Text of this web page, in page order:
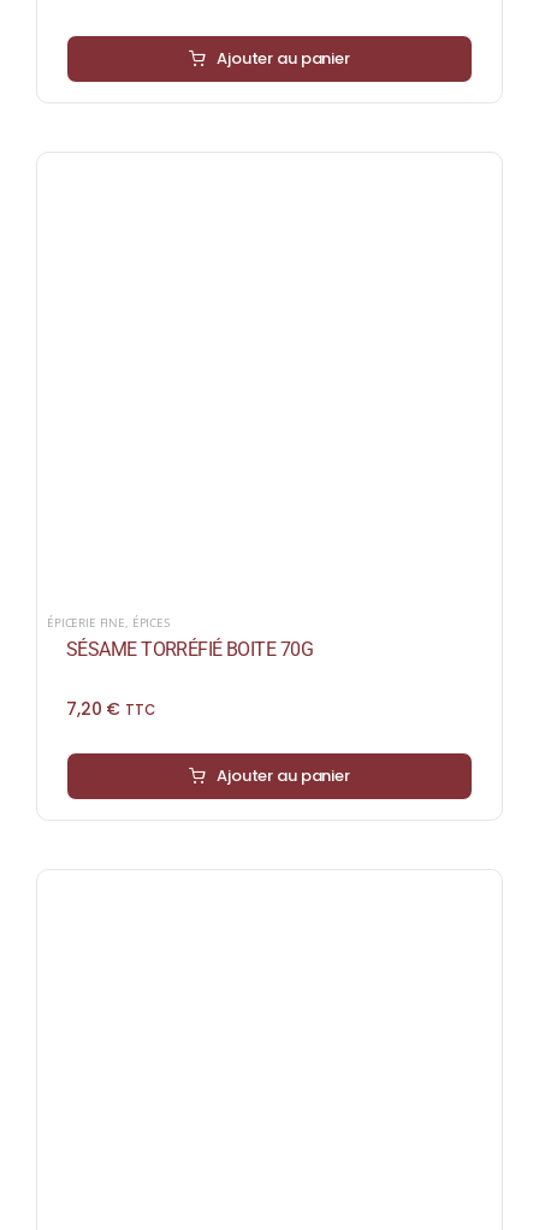
Ajouter au panier
ÉPICERIE FINE ÉPICES
SÉSAME TORRÉFIÉ BOITE 70G
7,20 € TTC
Ajouter au panier